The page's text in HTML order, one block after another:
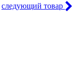
следующий товар